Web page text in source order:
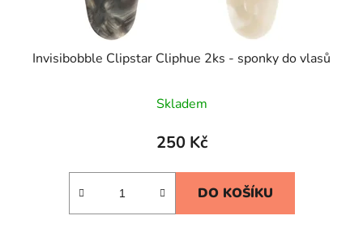
Invisibobble Clipstar Cliphue 2ks - sponky do vlasů
Skladem
250 Kč
DO KOŠÍKU